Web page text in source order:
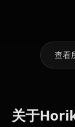
查看
关于